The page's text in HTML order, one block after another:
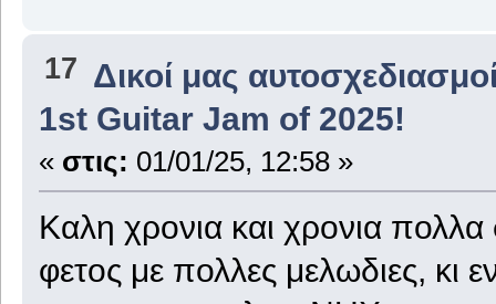
17 Δικοί μας
1st Guitar Jam of 2025!
« στις: 01/01/25, 12:58 »
Καλη χρονια και χρονια
φετος με πολλες μελωδιες,